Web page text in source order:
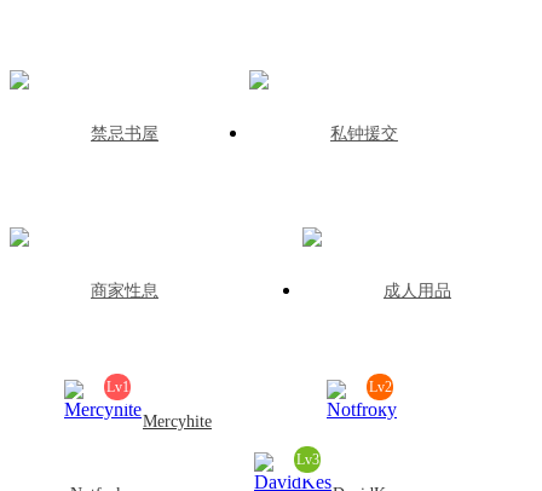
禁忌书屋 私钟援交
商家性息 成人用品
Lv1
Mercyhite
积分:8414
Lv2
Lv3